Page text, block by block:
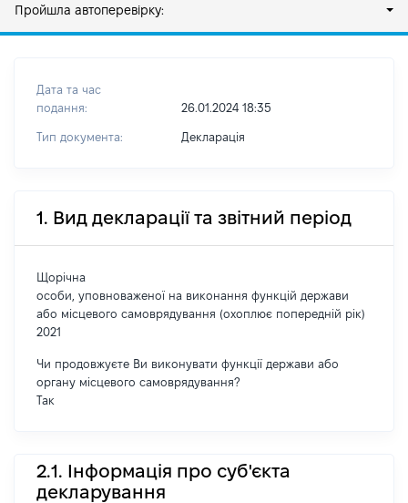
Пройшла автоперевірку:
Дата та час
подання:
26.01.2024 18:35
Тип документа: Декларація
1. Вид декларації та звітний період
Щорічна
особи, уповноваженої на виконання функцій держави
або місцевого самоврядування (охоплює попередній рік)
2021
Чи продовжуєте Ви виконувати функції держави або
органу місцевого самоврядування?
Так
2.1. Інформація про суб'єкта
декларування